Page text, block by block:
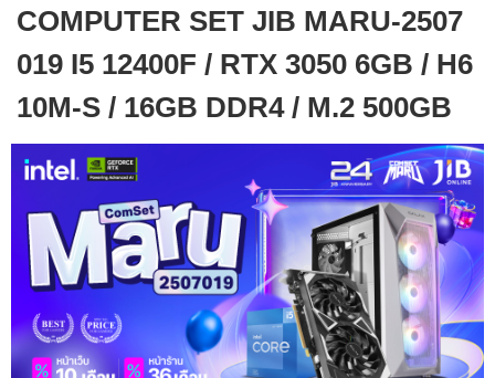
COMPUTER SET JIB MARU-2507
019 I5 12400F / RTX 3050 6GB / H6
10M-S / 16GB DDR4 / M.2 500GB